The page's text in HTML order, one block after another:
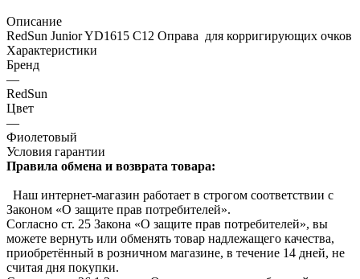
Описание
RedSun Junior YD1615 C12 Оправа для корригирующих очков
Характеристики
Бренд
—
RedSun
Цвет
—
Фиолетовый
Условия гарантии
Правила обмена и возврата товара:
Наш интернет-магазин работает в строгом соответствии с
Законом «О защите прав потребителей».
Согласно ст. 25 Закона «О защите прав потребителей», вы
можете вернуть или обменять товар надлежащего качества,
приобретённый в розничном магазине, в течение 14 дней, не
считая дня покупки.